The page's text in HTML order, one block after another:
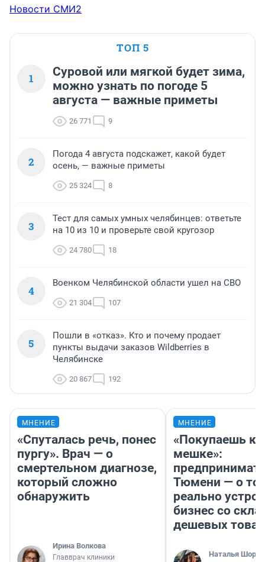
Новости СМИ2
ТОП 5
1
Суровой или мягкой будет зима,
можно узнать по погоде 5
августа — важные приметы
26 771 9
2
Погода 4 августа подскажет, какой будет
осень, — важные приметы
25 324 8
3
Тест для самых умных челябинцев: ответьте
на 10 из 10 и проверьте свой кругозор
24 780 18
4
Военком Челябинской области ушел на СВО
21 304 107
5
Пошли в «отказ». Кто и почему продает
пункты выдачи заказов Wildberries в
Челябинске
20 867 192
МНЕНИЕ
«Спуталась речь, понес
пургу». Врач — о
смертельном диагнозе,
который сложно
обнаружить
Ирина Волкова
Главврач клиники
МНЕНИЕ
«Покупаешь
мешке»:
Тюмени — о
реально
бизнес со
дешевых
Наталья